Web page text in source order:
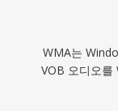
타나지만,
코덱이 대
WMA는
VOB 오디오